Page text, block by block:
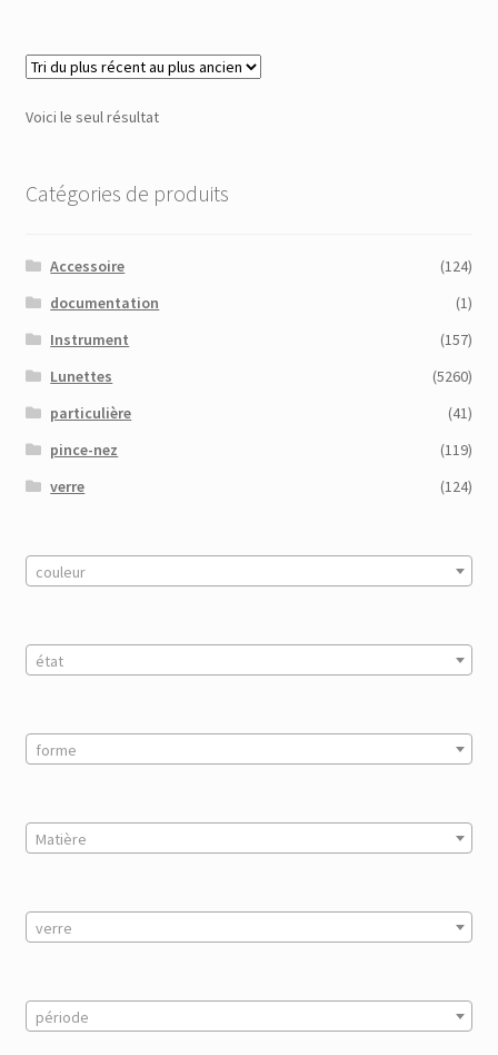
Voici le seul résultat
Catégories de produits
Accessoire
(124)
documentation
(1)
Instrument
(157)
Lunettes
(5260)
particulière
(41)
pince-nez
(119)
verre
(124)
couleur
état
forme
Matière
verre
période